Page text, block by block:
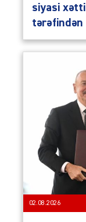
siyasi
tərəfindən
02.08.2026